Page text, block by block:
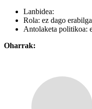
Lanbidea:
Rola: ez dago
Antolaketa politikoa:
Oharrak: